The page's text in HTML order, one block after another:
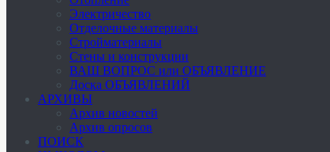
Электричество
Отделочные материалы
Стройматериалы
Стены и конструкции
ВАШ ВОПРОС или ОБЪЯВЛЕНИЕ
Доска ОБЪЯВЛЕНИЙ
АРХИВЫ
Архив новостей
Архив опросов
ПОИСК